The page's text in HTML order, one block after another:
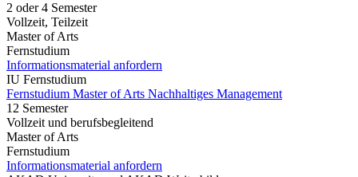
2 oder 4 Semester
Vollzeit, Teilzeit
Master of Arts
Fernstudium
Informationsmaterial anfordern
IU Fernstudium
Fernstudium Master of Arts Nachhaltiges Management
12 Semester
Vollzeit und berufsbegleitend
Master of Arts
Fernstudium
Informationsmaterial anfordern